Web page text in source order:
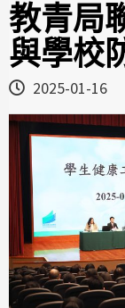
教青局
與學校
2025-01-16